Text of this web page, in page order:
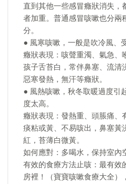
直到其他一些感冒癥狀消失，
者加重。普通感冒咳嗽也分兩
分。
● 風寒咳嗽，一般是吹冷風、
癥狀表現：咳聲重濁、氣急、
孩子舌苔白，常伴鼻塞、流清
惡寒發熱，無汗等癥狀。
● 風熱咳嗽，秋冬取暖過度引
度太高。
癥狀表現：發熱重、頭脹痛、
痰粘或黃、不易咳出，鼻塞黃
紅，苔薄白微黃。
如何應對：多喝水，保持室內
有效的食療方法止咳：最有效
房裡！（寶寶咳嗽食療大全）